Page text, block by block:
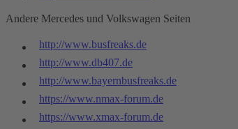
Andere Mercedes und Volkswagen Seiten
http://www.busfreaks.de
http://www.db407.de
http://www.bayernbusfreaks.de
https://www.nmax-forum.de
https://www.xmax-forum.de